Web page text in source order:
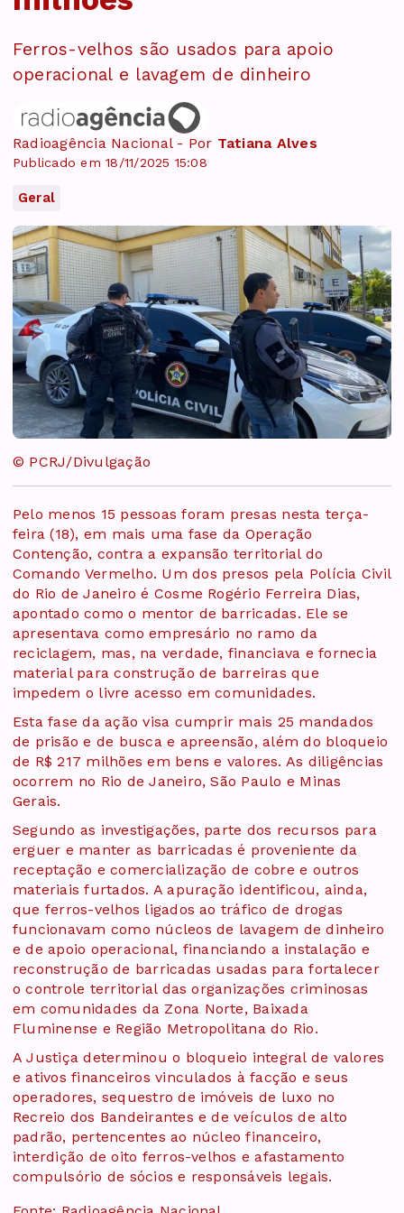
Ferros-velhos são usados para apoio
operacional e lavagem de dinheiro
Radioagência Nacional - Por Tatiana Alves
Publicado em 18/11/2025 15:08
Geral
© PCRJ/Divulgação
Pelo menos 15 pessoas foram presas nesta terça-
feira (18), em mais uma fase da Operação
Contenção, contra a expansão territorial do
Comando Vermelho. Um dos presos pela Polícia Civil
do Rio de Janeiro é Cosme Rogério Ferreira Dias,
apontado como o mentor de barricadas. Ele se
apresentava como empresário no ramo da
reciclagem, mas, na verdade, financiava e fornecia
material para construção de barreiras que
impedem o livre acesso em comunidades.
Esta fase da ação visa cumprir mais 25 mandados
de prisão e de busca e apreensão, além do bloqueio
de R$ 217 milhões em bens e valores. As diligências
ocorrem no Rio de Janeiro, São Paulo e Minas
Gerais.
Segundo as investigações, parte dos recursos para
erguer e manter as barricadas é proveniente da
receptação e comercialização de cobre e outros
materiais furtados. A apuração identificou, ainda,
que ferros-velhos ligados ao tráfico de drogas
funcionavam como núcleos de lavagem de dinheiro
e de apoio operacional, financiando a instalação e
reconstrução de barricadas usadas para fortalecer
o controle territorial das organizações criminosas
em comunidades da Zona Norte, Baixada
Fluminense e Região Metropolitana do Rio.
A Justiça determinou o bloqueio integral de valores
e ativos financeiros vinculados à facção e seus
operadores, sequestro de imóveis de luxo no
Recreio dos Bandeirantes e de veículos de alto
padrão, pertencentes ao núcleo financeiro,
interdição de oito ferros-velhos e afastamento
compulsório de sócios e responsáveis legais.